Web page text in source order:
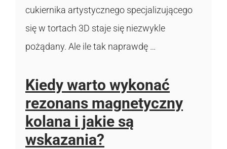
cukiernika artystycznego specjalizującego
się w tortach 3D staje się niezwykle
pożądany. Ale ile tak naprawdę …
Kiedy warto wykonać
rezonans magnetyczny
kolana i jakie są
wskazania?